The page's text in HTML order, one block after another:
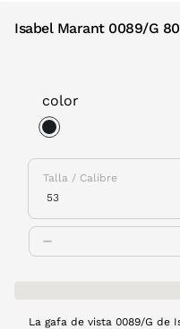
Isabel Marant 0089/G
color
Talla / Calibre
La gafa de vista 0089/G de